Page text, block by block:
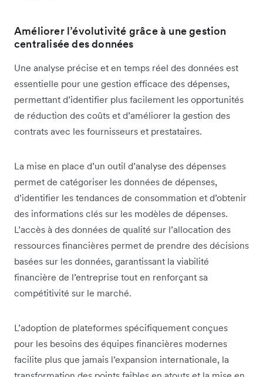
Améliorer l’évolutivité grâce à une gestion
centralisée des données
Une analyse précise et en temps réel des données est
essentielle pour une gestion efficace des dépenses,
permettant d’identifier plus facilement les opportunités
de réduction des coûts et d’améliorer la gestion des
contrats avec les fournisseurs et prestataires.
La mise en place d’un outil d’analyse des dépenses
permet de catégoriser les données de dépenses,
d’identifier les tendances de consommation et d’obtenir
des informations clés sur les modèles de dépenses.
L’accès à des données de qualité sur l’allocation des
ressources financières permet de prendre des décisions
basées sur les données, garantissant la viabilité
financière de l’entreprise tout en renforçant sa
compétitivité sur le marché.
L’adoption de plateformes spécifiquement conçues
pour les besoins des équipes financières modernes
facilite plus que jamais l’expansion internationale, la